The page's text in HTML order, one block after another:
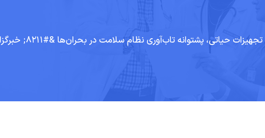
حیاتی، پشتوانه تاب‌آوری نظام سلامت در بحران‌ها &#۸۲۱۱; خبرگزاری مهر | اخبار ایران و جهان